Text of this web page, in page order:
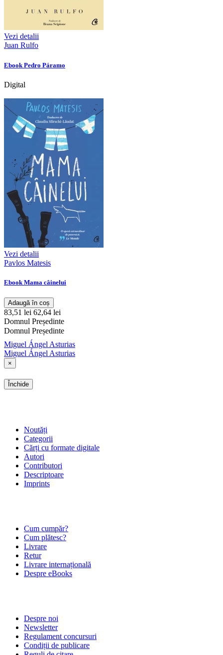
Vezi detalii
Juan Rulfo
Ebook Pedro Páramo
Digital
Vezi detalii
Pavlos Matesis
Ebook Mama câinelui
Adaugă în coș
83,51 lei 62,64 lei
Domnul Președinte
Domnul Președinte
Miguel Ángel Asturias
Miguel Ángel Asturias
×
Închide
Noutăți
Categorii
Cărți cu formate digitale
Autori
Contributori
Descriptoare
Imprints
Cum cumpăr?
Cum plătesc?
Livrare
Retur
Livrare internațională
Despre eBooks
Despre noi
Newsletter
Regulament concursuri
Condiții de publicare